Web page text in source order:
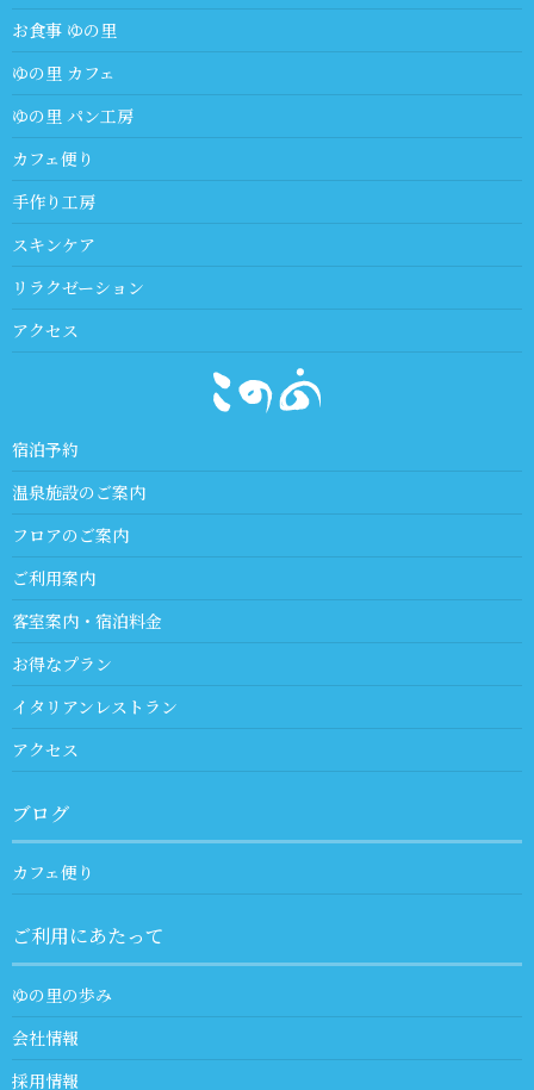
お食事 ゆの里
ゆの里 カフェ
ゆの里 パン工房
カフェ便り
手作り工房
スキンケア
リラクゼーション
アクセス
宿泊予約
温泉施設のご案内
フロアのご案内
ご利用案内
客室案内・宿泊料金
お得なプラン
イタリアンレストラン
アクセス
ブログ
カフェ便り
ご利用にあたって
ゆの里の歩み
会社情報
採用情報